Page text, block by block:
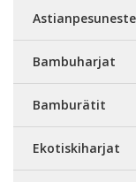
Bambuharjat
Bamburätit
Ekotiskiharjat